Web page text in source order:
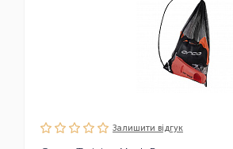
Залишити вiдгук